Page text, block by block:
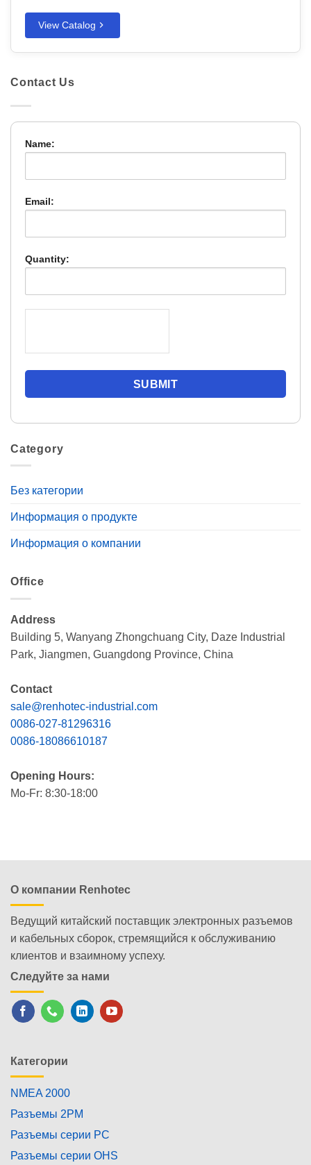
View Catalog
Contact Us
Name:
Email:
Quantity:
Category
Без категории
Информация о продукте
Информация о компании
Office
Address
Building 5, Wanyang Zhongchuang City, Daze Industrial
Park, Jiangmen, Guangdong Province, China
Contact
sale@renhotec-industrial.com
0086-027-81296316
0086-18086610187
Opening Hours:
Mo-Fr: 8:30-18:00
О компании Renhotec
Ведущий китайский поставщик электронных разъемов
и кабельных сборок, стремящийся к обслуживанию
клиентов и взаимному успеху.
Следуйте за нами
Категории
NMEA 2000
Разъемы 2PM
Разъемы серии PC
Разъемы серии OHS